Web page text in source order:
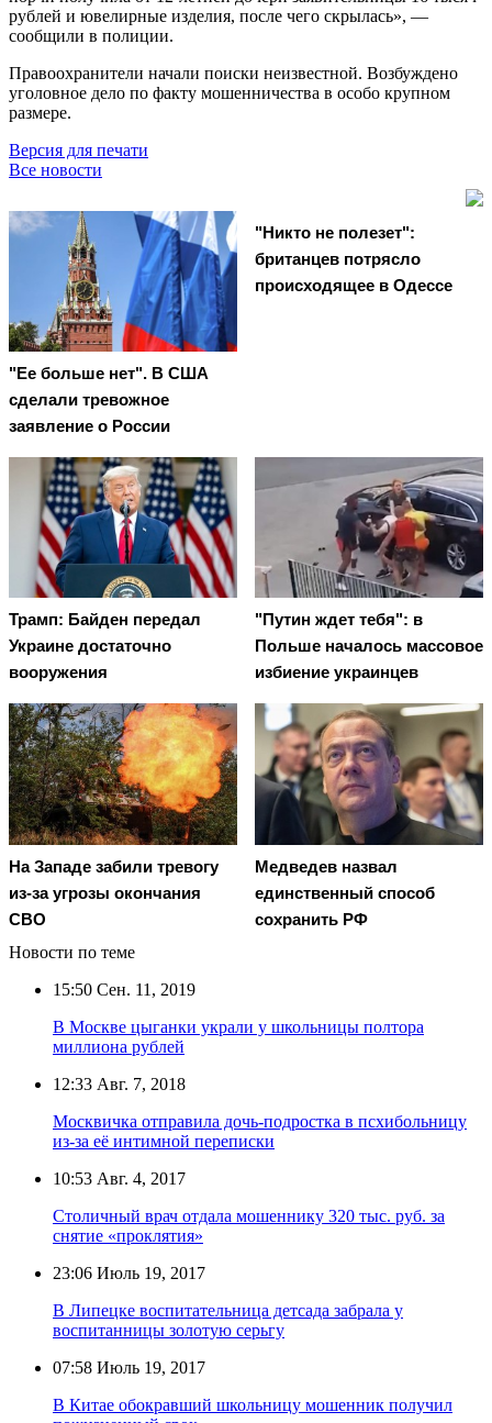
рублей и ювелирные изделия, после чего скрылась», —
сообщили в полиции.
Правоохранители начали поиски неизвестной. Возбуждено
уголовное дело по факту мошенничества в особо крупном
размере.
Версия для печати
Все новости
"Ее больше нет". В США
сделали тревожное
заявление о России
"Никто не полезет":
британцев потрясло
происходящее в Одессе
Трамп: Байден передал
Украине достаточно
вооружения
"Путин ждет тебя": в
Польше началось массовое
избиение украинцев
На Западе забили тревогу
из-за угрозы окончания
СВО
Медведев назвал
единственный способ
сохранить РФ
Новости по теме
15:50 Сен. 11, 2019
В Москве цыганки украли у школьницы полтора
миллиона рублей
12:33 Авг. 7, 2018
Москвичка отправила дочь-подростка в псхибольницу
из-за её интимной переписки
10:53 Авг. 4, 2017
Столичный врач отдала мошеннику 320 тыс. руб. за
снятие «проклятия»
23:06 Июль 19, 2017
В Липецке воспитательница детсада забрала у
воспитанницы золотую серьгу
07:58 Июль 19, 2017
В Китае обокравший школьницу мошенник получил